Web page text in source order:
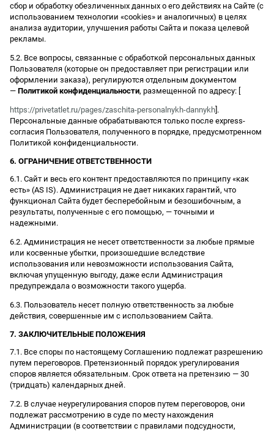
сбор и обработку обезличенных данных о его действиях на Сайте (с
использованием технологии «cookies» и аналогичных) в целях
анализа аудитории, улучшения работы Сайта и показа целевой
рекламы.
5.2. Все вопросы, связанные с обработкой персональных данных
Пользователя (которые он предоставляет при регистрации или
оформлении заказа), регулируются отдельным документом
— Политикой конфиденциальности, размещенной по адресу: [
https://privetatlet.ru/pages/zaschita-personalnykh-dannykh ].
Персональные данные обрабатываются только после express-
согласия Пользователя, полученного в порядке, предусмотренном
Политикой конфиденциальности.
6. ОГРАНИЧЕНИЕ ОТВЕТСТВЕННОСТИ
6.1. Сайт и весь его контент предоставляются по принципу «как
есть» (AS IS). Администрация не дает никаких гарантий, что
функционал Сайта будет бесперебойным и безошибочным, а
результаты, полученные с его помощью, — точными и
надежными.
6.2. Администрация не несет ответственности за любые прямые
или косвенные убытки, произошедшие вследствие
использования или невозможности использования Сайта,
включая упущенную выгоду, даже если Администрация
предупреждала о возможности такого ущерба.
6.3. Пользователь несет полную ответственность за любые
действия, совершенные им с использованием Сайта.
7. ЗАКЛЮЧИТЕЛЬНЫЕ ПОЛОЖЕНИЯ
7.1. Все споры по настоящему Соглашению подлежат разрешению
путем переговоров. Претензионный порядок урегулирования
споров является обязательным. Срок ответа на претензию — 30
(тридцать) календарных дней.
7.2. В случае неурегулирования споров путем переговоров, они
подлежат рассмотрению в суде по месту нахождения
Администрации (в соответствии с правилами подсудности,